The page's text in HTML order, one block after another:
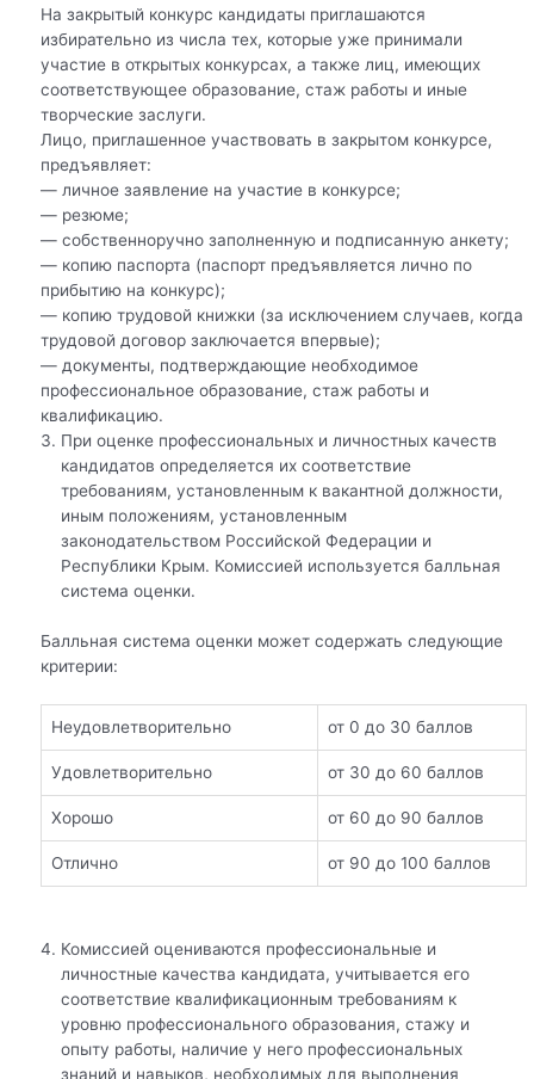
На закрытый конкурс кандидаты приглашаются
избирательно из числа тех, которые уже принимали
участие в открытых конкурсах, а также лиц, имеющих
соответствующее образование, стаж работы и иные
творческие заслуги.
Лицо, приглашенное участвовать в закрытом конкурсе,
предъявляет:
— личное заявление на участие в конкурсе;
— резюме;
— собственноручно заполненную и подписанную анкету;
— копию паспорта (паспорт предъявляется лично по
прибытию на конкурс);
— копию трудовой книжки (за исключением случаев, когда
трудовой договор заключается впервые);
— документы, подтверждающие необходимое
профессиональное образование, стаж работы и
квалификацию.
При оценке профессиональных и личностных качеств
кандидатов определяется их соответствие
требованиям, установленным к вакантной должности,
иным положениям, установленным
законодательством Российской Федерации и
Республики Крым. Комиссией используется балльная
система оценки.
Балльная система оценки может содержать следующие
критерии:
Неудовлетворительно от 0 до 30 баллов
Удовлетворительно от 30 до 60 баллов
Хорошо от 60 до 90 баллов
Отлично от 90 до 100 баллов
Комиссией оцениваются профессиональные и
личностные качества кандидата, учитывается его
соответствие квалификационным требованиям к
уровню профессионального образования, стажу и
опыту работы, наличие у него профессиональных
знаний и навыков, необходимых для выполнения